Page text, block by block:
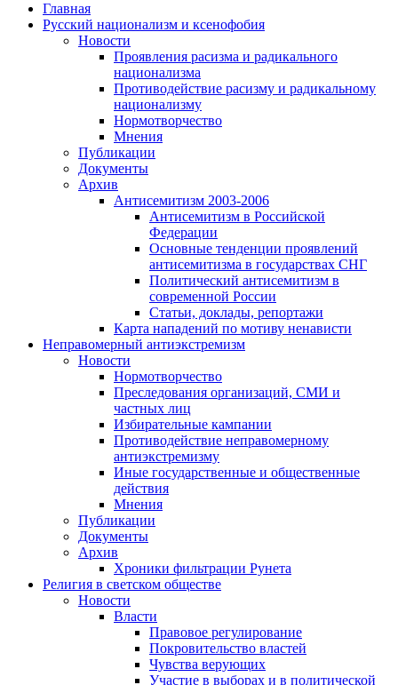
Главная
Русский национализм и ксенофобия
Новости
Проявления расизма и радикального
национализма
Противодействие расизму и радикальному
национализму
Нормотворчество
Мнения
Публикации
Документы
Архив
Антисемитизм 2003-2006
Антисемитизм в Российской
Федерации
Основные тенденции проявлений
антисемитизма в государствах СНГ
Политический антисемитизм в
современной России
Статьи, доклады, репортажи
Карта нападений по мотиву ненависти
Неправомерный антиэкстремизм
Новости
Нормотворчество
Преследования организаций, СМИ и
частных лиц
Избирательные кампании
Противодействие неправомерному
антиэкстремизму
Иные государственные и общественные
действия
Мнения
Публикации
Документы
Архив
Хроники фильтрации Рунета
Религия в светском обществе
Новости
Власти
Правовое регулирование
Покровительство властей
Чувства верующих
Участие в выборах и в политической